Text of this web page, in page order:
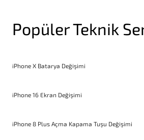
Popüler Teknik
iPhone X Batarya Değişimi
iPhone 16 Ekran Değişimi
iPhone 8 Plus Açma Kapama Tuşu Değişimi